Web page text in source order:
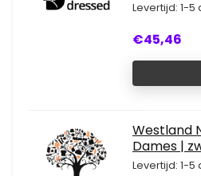
Levertijd: 1-5
€45,46
Westland
Dames |
Levertijd: 1-5